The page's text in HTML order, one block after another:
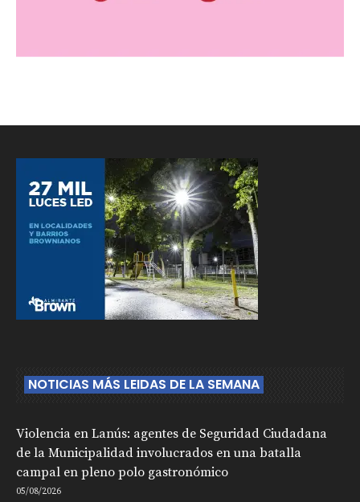
NOTICIAS MÁS LEIDAS DE LA SEMANA
Violencia en Lanús: agentes de Seguridad Ciudadana
de la Municipalidad involucrados en una batalla
campal en pleno polo gastronómico
05/08/2026